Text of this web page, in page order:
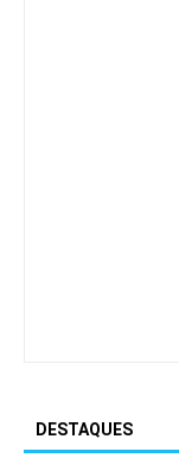
DESTAQUES